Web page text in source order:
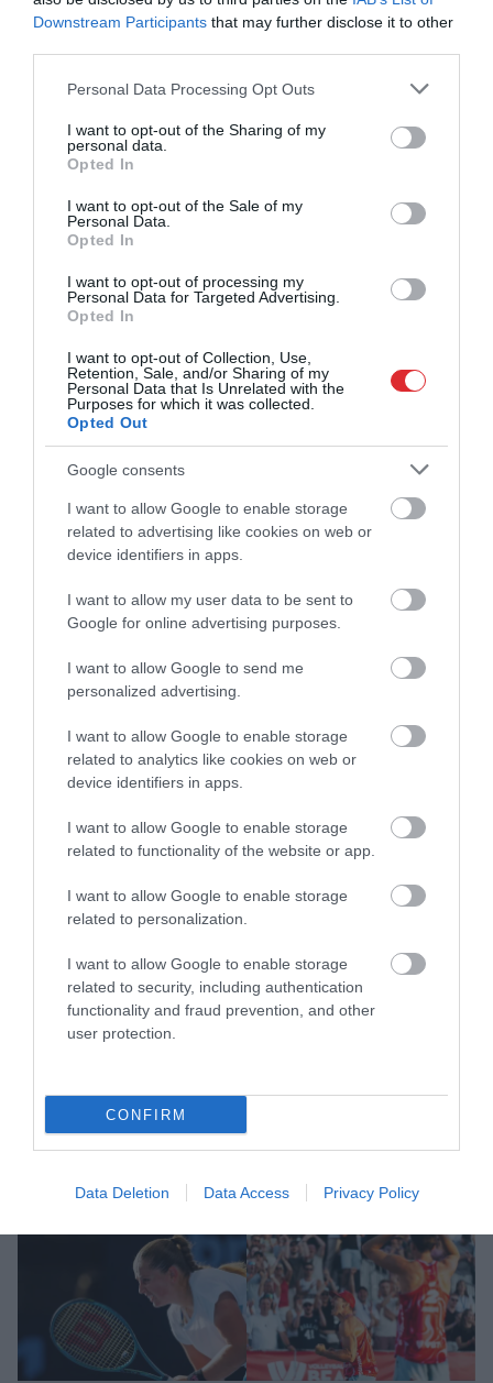
Downstream Participants that may further disclose it to other
Please note that this website/app uses one or more Google
not limited to your visit or usage behaviour. You may click to
grant or deny consent to Google and its third-party tags to
use your data for below specified purposes in below Google
consent section.
Personal Data Processing Opt Outs
I want to opt-out of the Sharing of my
personal data.
Opted In
I want to opt-out of the Sale of my
Personal Data.
Opted In
I want to opt-out of processing my
Personal Data for Targeted Advertising.
Opted In
I want to opt-out of Collection, Use,
Retention, Sale, and/or Sharing of my
Personal Data that Is Unrelated with the
Purposes for which it was collected.
Opted Out
Google consents
I want to allow Google to enable storage
related to advertising like cookies on web or
device identifiers in apps.
I want to allow my user data to be sent to
Google for online advertising purposes.
I want to allow Google to send me
personalized advertising.
I want to allow Google to enable storage
related to analytics like cookies on web or
device identifiers in apps.
I want to allow Google to enable storage
related to functionality of the website or app.
I want to allow Google to enable storage
related to personalization.
I want to allow Google to enable storage
related to security, including authentication
functionality and fraud prevention, and other
user protection.
CONFIRM
Data Deletion Data Access Privacy Policy
CITS NO ŠĪS TĒMAS
Lai ilgi un laimīgi! Elīza Tīruma
žilbina ar kāzu fotogrāfijām
braucēja Elīza Tīruma tiek bildināta
Ļebedevs pēc “Grand Prix” Rīgā
bija jābūt kā minimums”